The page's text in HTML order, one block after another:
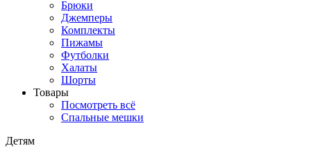
Брюки
Джемперы
Комплекты
Пижамы
Футболки
Халаты
Шорты
Товары
Посмотреть всё
Спальные мешки
Детям